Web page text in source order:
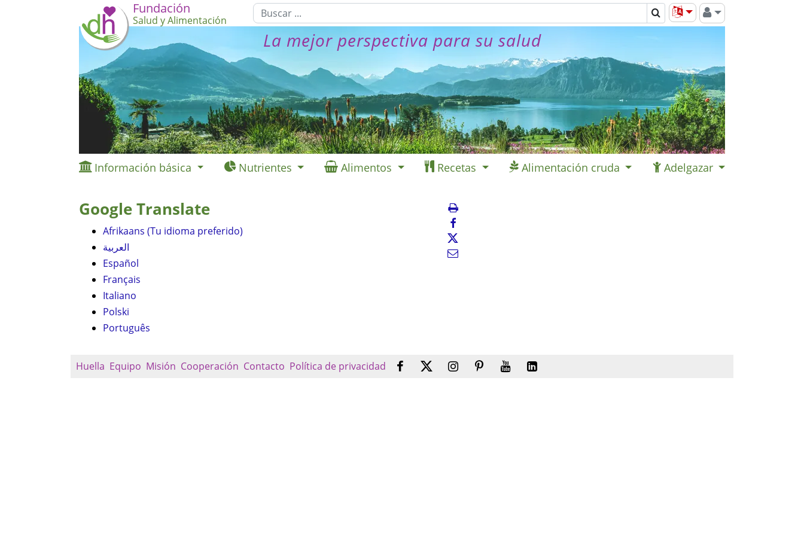
Fundación
Salud y Alimentación
La mejor perspectiva para su salud
Información básica Nutrientes Alimentos Recetas Alimentación cruda Adelgazar
Google Translate
Afrikaans (Tu idioma preferido)
العربية
Español
Français
Italiano
Polski
Português
Huella Equipo Misión Cooperación Contacto Política de privacidad